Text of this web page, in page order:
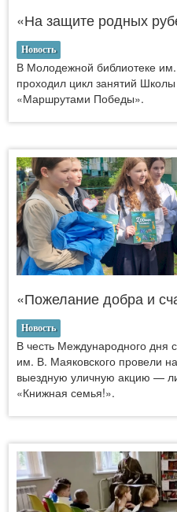
«На защите родных
Новость
В Молодежной библиотеке
проходил цикл занятий Школы
«Маршрутами Победы».
«Пожелание добра и
Новость
В честь Международного дня
им. В. Маяковского провели
выездную уличную акцию —
«Книжная семья!».